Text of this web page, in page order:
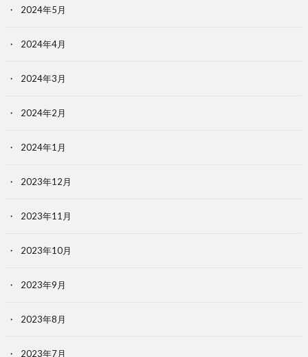
2024年5月
2024年4月
2024年3月
2024年2月
2024年1月
2023年12月
2023年11月
2023年10月
2023年9月
2023年8月
2023年7月